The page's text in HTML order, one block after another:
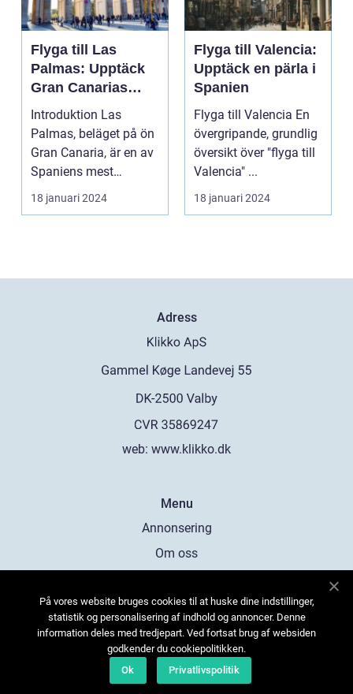
Flyga till Las
Palmas: Upptäck
Gran Canarias
pärla
Introduktion Las
Palmas, beläget på ön
Gran Canaria, är en av
Spaniens mest
populära
semesterdestina...
18 januari 2024
Flyga till Valencia:
Upptäck en pärla i
Spanien
Flyga till Valencia En
övergripande, grundlig
översikt över "flyga till
Valencia" ...
18 januari 2024
Adress
web: www.klikko.dk
Menu
Annonsering
Om oss
Kontakta oss
Sitemap
På vores website bruges cookies til at huske dine indstillinger,
statistik og personalisering af indhold og annoncer. Denne
information deles med tredjepart. Ved fortsat brug af websiden
godkender du cookiepolitikken.
Ok
Privatlivspolitik